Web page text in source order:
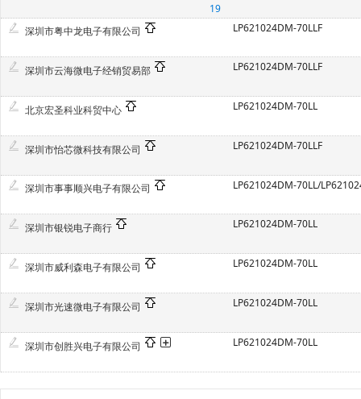
19
深圳市粤中龙电子有限公司 LP621024DM-70LLF
深圳市云海微电子经销贸易部 LP621024DM-70LLF
北京宏圣科业科贸中心 LP621024DM-70LL
深圳市怡芯微科技有限公司 LP621024DM-70LLF
深圳市事事顺兴电子有限公司
深圳市银锐电子商行 LP621024DM-70LL
深圳市威利森电子有限公司 LP621024DM-70LL
深圳市光速微电子有限公司 LP621024DM-70LL
深圳市创胜兴电子有限公司 LP621024DM-70LL